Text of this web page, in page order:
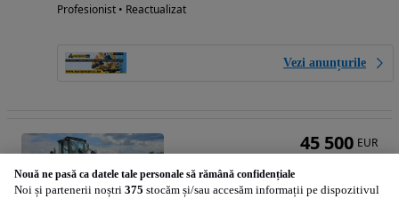
Profesionist • Reactualizat
Vezi anunțurile
45 500 EUR
Nouă ne pasă ca datele tale personale să rămână confidențiale
Noi și partenerii noștri 375 stocăm și/sau accesăm informații pe dispozitivul